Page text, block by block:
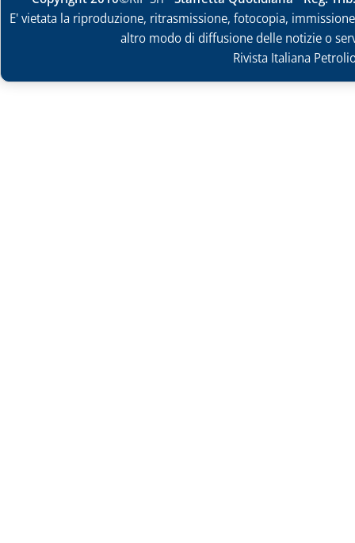
E' vietata la riproduzione, ritrasmissione, fotocopia,
altro modo di diffusione delle notizie o
Rivista Italiana